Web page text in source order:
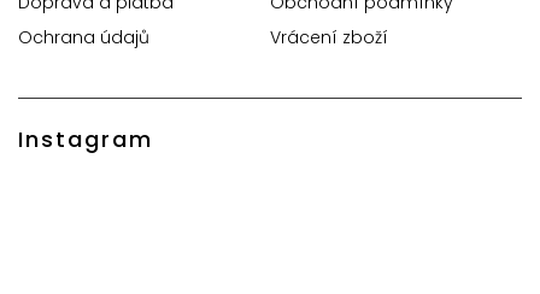
Ochrana údajů
Vrácení zboží
Instagram